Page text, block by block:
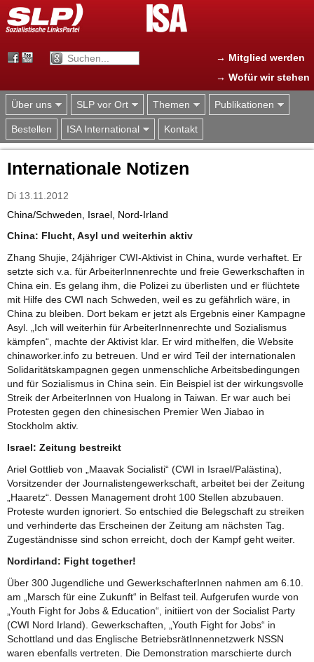
Jump to navigation
→ Mitglied werden
→ Wofür wir stehen
Über uns SLP vor Ort Themen Publikationen
Bestellen ISA International Kontakt
Internationale Notizen
Di 13.11.2012
China/Schweden, Israel, Nord-Irland
China: Flucht, Asyl und weiterhin aktiv
Zhang Shujie, 24jähriger CWI-Aktivist in China, wurde verhaftet. Er
setzte sich v.a. für ArbeiterInnenrechte und freie Gewerkschaften in
China ein. Es gelang ihm, die Polizei zu überlisten und er flüchtete
mit Hilfe des CWI nach Schweden, weil es zu gefährlich wäre, in
China zu bleiben. Dort bekam er jetzt als Ergebnis einer Kampagne
Asyl. „Ich will weiterhin für ArbeiterInnenrechte und Sozialismus
kämpfen“, machte der Aktivist klar. Er wird mithelfen, die Website
chinaworker.info zu betreuen. Und er wird Teil der internationalen
Solidaritätskampagnen gegen unmenschliche Arbeitsbedingungen
und für Sozialismus in China sein. Ein Beispiel ist der wirkungsvolle
Streik der ArbeiterInnen von Hualong in Taiwan. Er war auch bei
Protesten gegen den chinesischen Premier Wen Jiabao in
Stockholm aktiv.
Israel: Zeitung bestreikt
Ariel Gottlieb von „Maavak Socialisti“ (CWI in Israel/Palästina),
Vorsitzender der Journalistengewerkschaft, arbeitet bei der Zeitung
„Haaretz“. Dessen Management droht 100 Stellen abzubauen.
Proteste wurden ignoriert. So entschied die Belegschaft zu streiken
und verhinderte das Erscheinen der Zeitung am nächsten Tag.
Zugeständnisse sind schon erreicht, doch der Kampf geht weiter.
Nordirland: Fight together!
Über 300 Jugendliche und GewerkschafterInnen nahmen am 6.10.
am „Marsch für eine Zukunft“ in Belfast teil. Aufgerufen wurde von
„Youth Fight for Jobs & Education“, initiiert von der Socialist Party
(CWI Nord Irland). Gewerkschaften, „Youth Fight for Jobs“ in
Schottland und das Englische BetriebsrätInnennetzwerk NSSN
waren ebenfalls vertreten. Die Demonstration marschierte durch